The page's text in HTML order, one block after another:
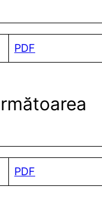
PDF
PDF